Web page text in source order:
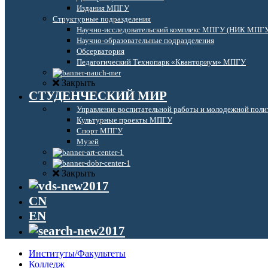
Издания МПГУ
Структурные подразделения
Научно-исследовательский комплекс МПГУ (НИК
Научно-образовательные подразделения
Обсерватория
Педагогический Технопарк «Кванториум» МПГУ
Закрыть
СТУДЕНЧЕСКИЙ МИР
Управление воспитательной работы и молодежной
Культурные проекты МПГУ
Спорт МПГУ
Музей
Закрыть
CN
EN
Институты/Факультеты
Колледж